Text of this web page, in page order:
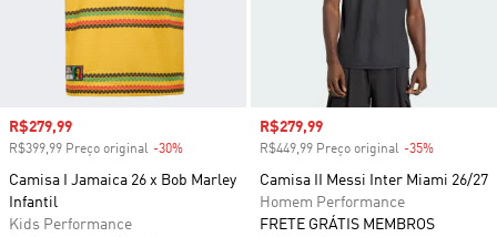
Preço com desconto
R$279,99
R$399,99 Preço original -30%
Camisa I Jamaica 26 x Bob Marley
Infantil
Kids Performance
Preço com desconto
R$279,99
R$449,99 Preço original -35%
Camisa II Messi Inter Miami 26/27
Homem Performance
FRETE GRÁTIS MEMBROS